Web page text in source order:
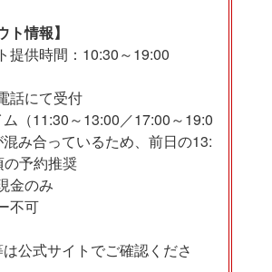
ト情報】
提供時間：10:30～19:00
話にて受付
（11:30～13:00／17:00～19:0
み合っているため、前日の13:
予約推奨
金のみ
不可
公式サイトでご確認くださ